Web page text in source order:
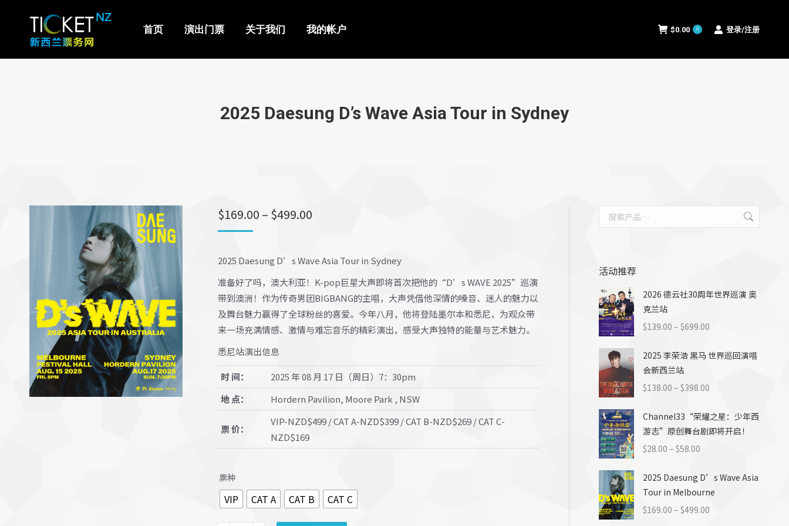
首页 演出门票 关于我们 我的帐户 $0.00 0 登录/注册
2025 Daesung D’s Wave Asia Tour in Sydney
$169.00 – $499.00价
围：
$169.00
至
$499.00
2025 Daesung D’s Wave Asia Tour in Sydney
准备好了吗，澳大利亚！K-pop巨星大声即将首次把他的“D’s WAVE 2025”巡演
带到澳洲！作为传奇男团BIGBANG的主唱，大声凭借他深情的嗓音、迷人的魅力以
及舞台魅力赢得了全球粉丝的喜爱。今年八月，他将登陆墨尔本和悉尼，为观众带
来一场充满情感、激情与难忘音乐的精彩演出，感受大声独特的能量与艺术魅力。
悉尼站演出信息
时 间：
2025 年 08 月 17 日（周日）7：30pm
地 点：
Hordern Pavilion, Moore Park , NSW
票 价：
VIP-NZD$499 / CAT A-NZD$399 / CAT B-NZD$269 / CAT C-
NZD$169
票种
VIP CAT A CAT B CAT C
活动推荐
2026 德云社30周年世界巡演 奥
克兰站
$139.00 – $699.00
范
$699.00
2025 李荣浩 黑马 世界巡回演唱
会新西兰站
$138.00 – $398.00
范
围：
$398.00
Channel33“荣耀之星：少年西
游志”原创舞台剧即将开启！
$28.00 – $58.00
范
围：
$28.00
2025 Daesung D’s Wave Asia
Tour in Melbourne
$169.00 – $499.00
首页